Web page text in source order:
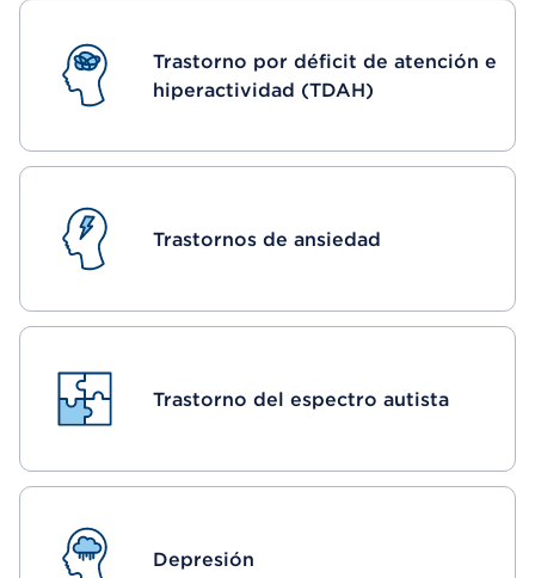
Trastorno por déficit de atención e
hiperactividad (TDAH)
Trastornos de ansiedad
Trastorno del espectro autista
Depresión